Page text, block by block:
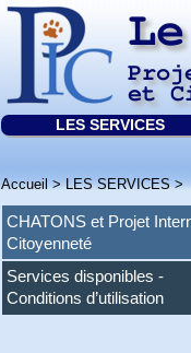
et
LES SERVICES
Accueil>LES SERVICES>
CHATONS et Projet
Citoyenneté
Services disponibles -
Conditions d’utilisation